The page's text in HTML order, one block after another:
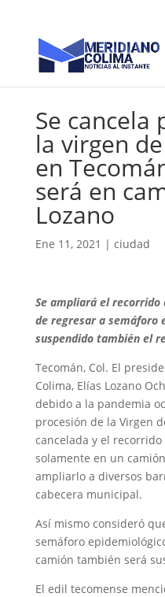
Se cancela
la virgen
en
será en
Lozano
Ene 11, 2021 | ciudad
Se ampliará el recorrido
de regresar a semáforo
suspendido también el
Tecomán, Col. El
Colima, Elías Lozano
debido a la pandemia
procesión de la Virgen
cancelada y el
solamente en un
ampliarlo a diversos
cabecera municipal.
Así mismo consideró
semáforo
camión también será
El edil tecomense